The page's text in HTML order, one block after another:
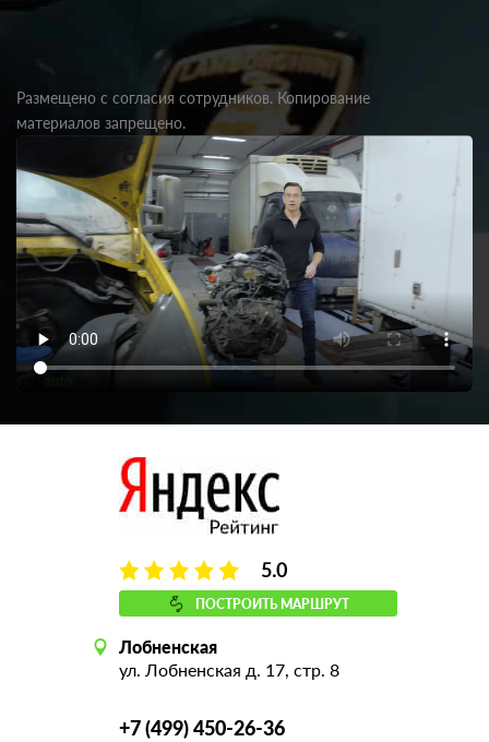
Размещено с согласия сотрудников. Копирование
материалов запрещено.
5.0
ПОСТРОИТЬ МАРШРУТ
Лобненская
ул. Лобненская д. 17, стр. 8
+7 (499) 450-26-36